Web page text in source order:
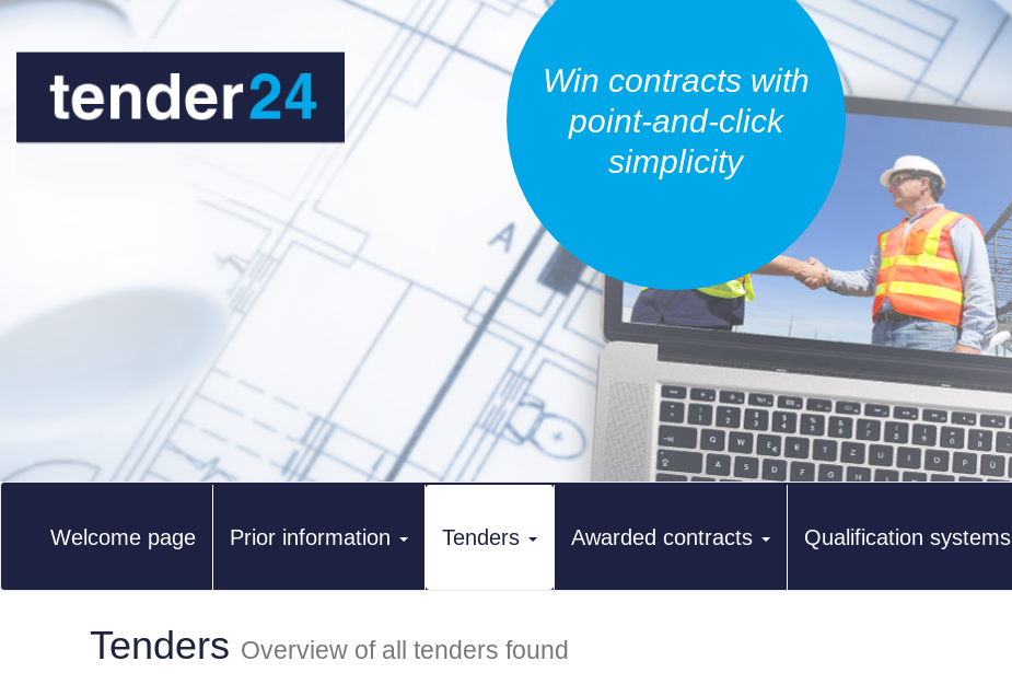
Win contracts with
point-and-click
simplicity
Welcome page Prior information Tenders Awarded contracts Qualification systems
Tenders Overview of all tenders found